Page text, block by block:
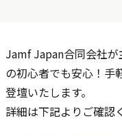
Jamf Japan合同会社
の初心者でも安心！手
登壇いたします。
詳細は下記よりご確認